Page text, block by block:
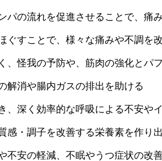
パの流れを促進させることで、痛
ぐすことで、様々な痛みや不調を
、怪我の予防や、筋肉の強化とパ
解消や腸内ガスの排出を助ける
、深く効率的な呼吸による不安や
感・調子を改善する栄養素を作り
不安の軽減、不眠やうつ症状の改